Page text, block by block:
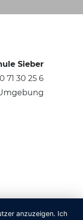
anzuzeigen. Ich
Sieber
71 30 25 6